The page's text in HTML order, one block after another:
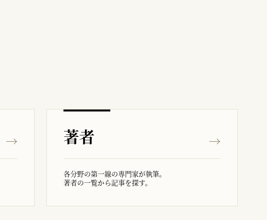
著者
各分野の第一線の専門家が執筆。
著者の一覧から記事を探す。